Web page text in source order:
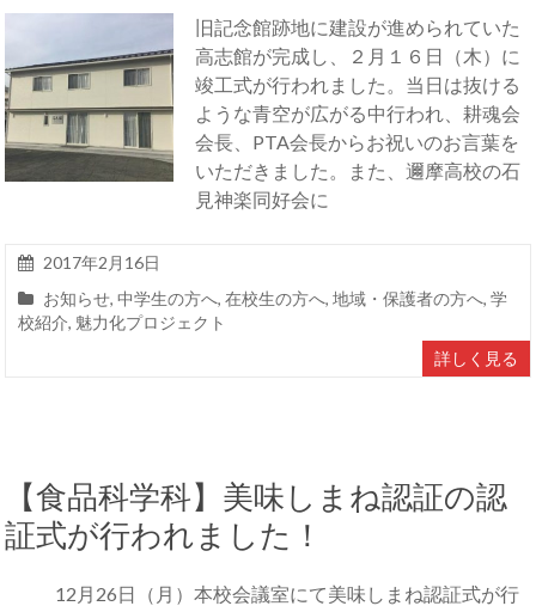
旧記念館跡地に建設が進められていた
高志館が完成し、２月１６日（木）に
竣工式が行われました。当日は抜ける
ような青空が広がる中行われ、耕魂会
会長、PTA会長からお祝いのお言葉を
いただきました。また、邇摩高校の石
見神楽同好会に
2017年2月16日
お知らせ,中学生の方へ,在校生の方へ,地域・保護者の方へ,学
校紹介, 魅力化プロジェクト
詳しく見る
【食品科学科】美味しまね認証の認
証式が行われました！
12月26日（月）本校会議室にて美味しまね認証式が行